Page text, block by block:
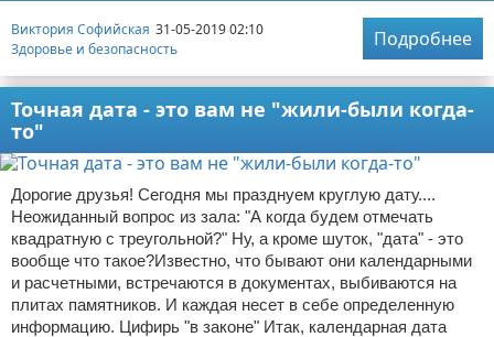
Виктория Софийская 31-05-2019 02:10
Здоровье и безопасность
Подробнее
Точная дата - это вам не "жили-были когда-
то"
Дорогие друзья! Сегодня мы празднуем круглую дату....
Неожиданный вопрос из зала: "А когда будем отмечать
квадратную с треугольной?" Ну, а кроме шуток, "дата" - это
вообще что такое?Известно, что бывают они календарными
и расчетными, встречаются в документах, выбиваются на
плитах памятников. И каждая несет в себе определенную
информацию. Цифирь "в законе" Итак, календарная дата